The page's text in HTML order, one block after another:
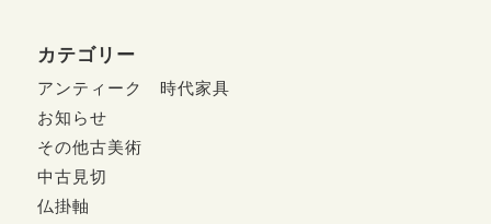
カテゴリー
アンティーク 時代家具
お知らせ
その他古美術
中古見切
仏掛軸